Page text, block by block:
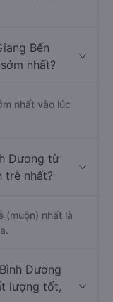
Bến
nhất?
nhất vào lúc
Dương từ
trễ nhất?
(muộn) nhất là
Dương
lượng tốt,